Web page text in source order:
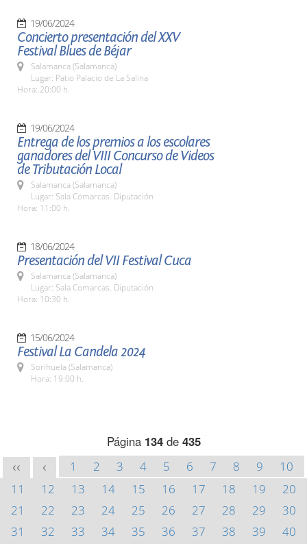
19/06/2024
Concierto presentación del XXV
Festival Blues de Béjar
Salamanca (Salamanca)
Lugar: Patio Palacio de La Salina
Hora: 20:00 h.
19/06/2024
Entrega de los premios a los escolares
ganadores del VIII Concurso de Videos
de Tributación Local
Salamanca (Salamanca)
Lugar: Sala Comarcas. Diputación
Hora: 11:00 h.
18/06/2024
Presentación del VII Festival Cuca
Salamanca (Salamanca)
Lugar: Sala Comarcas. Diputación
Hora: 10:30 h.
15/06/2024
Festival La Candela 2024
Sorihuela (Salamanca)
Hora: 19:00 h.
Página 134de 435
<< < 1 2 3 4 5 6 7 8 9
10
11
12 13 14 15 16 17 18 19
20
21
22 23 24 25 26 27 28 29
30
31
32 33 34 35 36 37 38 39
40